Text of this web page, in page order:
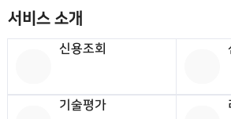
서비스 소개
신용조회
기술평가